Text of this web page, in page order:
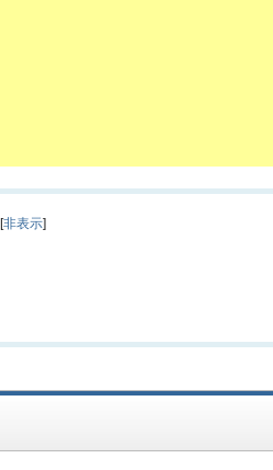
[非表示]